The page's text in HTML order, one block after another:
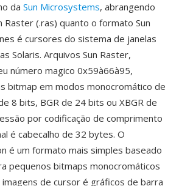
da Sun Microsystems, abrangendo
(.ras) quanto o formato Sun
é cursores do sistema de janelas
Solaris. Arquivos Sun Raster,
número magico 0x59à66à95,
bitmap em modos monocromático de
8 bits, BGR de 24 bits ou XBGR de
por codificação de comprimento
é cabecalho de 32 bytes. O
é um formato mais simples baseado
pequenos bitmaps monocromáticos
de cursor é gráficos de barra